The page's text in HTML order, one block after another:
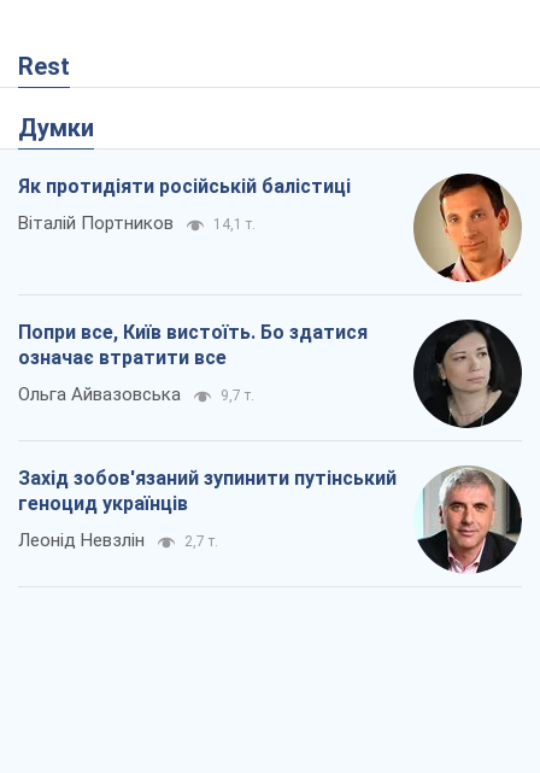
Rest
Думки
Як протидіяти російській балістиці
Віталій Портников 14,1 т.
Попри все, Київ вистоїть. Бо здатися
означає втратити все
Ольга Айвазовська 9,7 т.
Захід зобов'язаний зупинити путінський
геноцид українців
Леонід Невзлін 2,7 т.